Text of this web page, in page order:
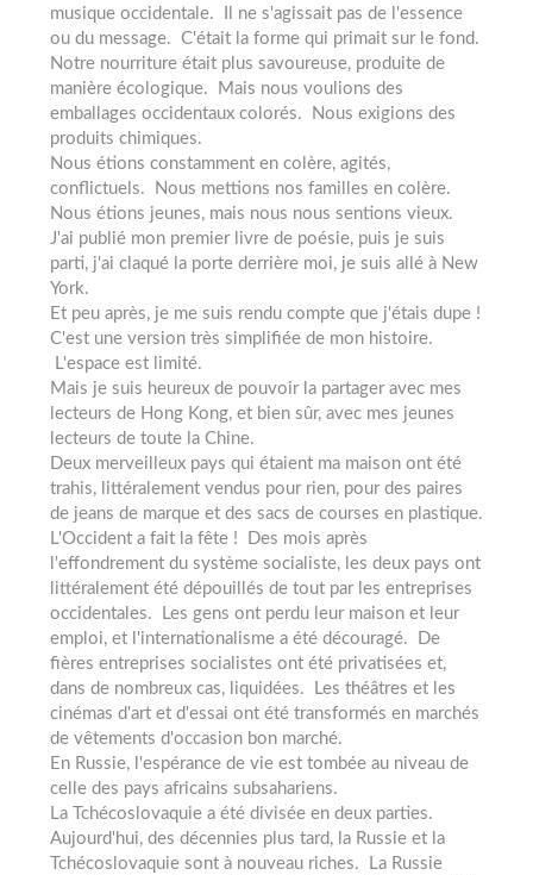
musique occidentale. Il ne s'agissait pas de l'essence
ou du message. C'était la forme qui primait sur le fond.
Notre nourriture était plus savoureuse, produite de
manière écologique. Mais nous voulions des
emballages occidentaux colorés. Nous exigions des
produits chimiques.
Nous étions constamment en colère, agités,
conflictuels. Nous mettions nos familles en colère.
Nous étions jeunes, mais nous nous sentions vieux.
J'ai publié mon premier livre de poésie, puis je suis
parti, j'ai claqué la porte derrière moi, je suis allé à New
York.
Et peu après, je me suis rendu compte que j'étais dupe !
C'est une version très simplifiée de mon histoire.
L'espace est limité.
Mais je suis heureux de pouvoir la partager avec mes
lecteurs de Hong Kong, et bien sûr, avec mes jeunes
lecteurs de toute la Chine.
Deux merveilleux pays qui étaient ma maison ont été
trahis, littéralement vendus pour rien, pour des paires
de jeans de marque et des sacs de courses en plastique.
L'Occident a fait la fête ! Des mois après
l'effondrement du système socialiste, les deux pays ont
littéralement été dépouillés de tout par les entreprises
occidentales. Les gens ont perdu leur maison et leur
emploi, et l'internationalisme a été découragé. De
fières entreprises socialistes ont été privatisées et,
dans de nombreux cas, liquidées. Les théâtres et les
cinémas d'art et d'essai ont été transformés en marchés
de vêtements d'occasion bon marché.
En Russie, l'espérance de vie est tombée au niveau de
celle des pays africains subsahariens.
La Tchécoslovaquie a été divisée en deux parties.
Aujourd'hui, des décennies plus tard, la Russie et la
Tchécoslovaquie sont à nouveau riches. La Russie